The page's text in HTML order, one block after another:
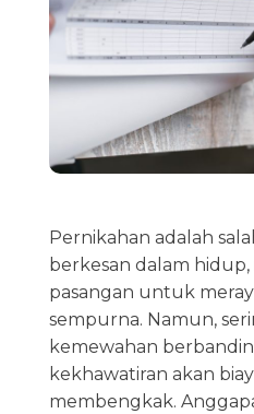
Pernikahan adalah
berkesan dalam
pasangan untuk
sempurna. Namun,
kemewahan
kekhawatiran akan
membengkak.